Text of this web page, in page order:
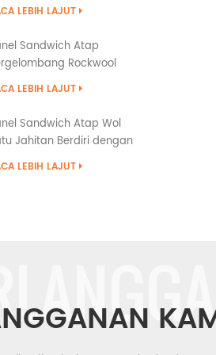
LEBIH LAJUT
Sandwich Atap
Rockwool
Tumpang Tindih
LEBIH LAJUT
Sandwich Atap Wol
Jahitan Berdiri dengan
Tepi PU
LEBIH LAJUT